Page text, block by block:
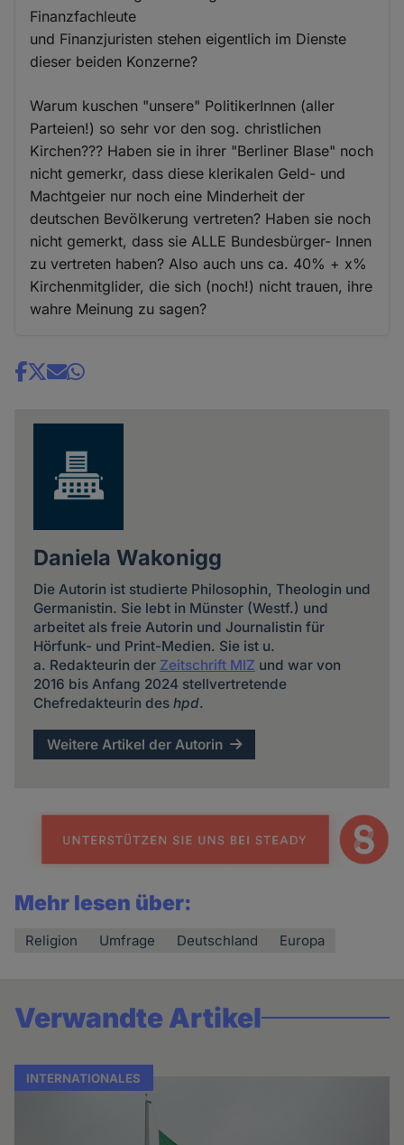
Finanzfachleute
und Finanzjuristen stehen eigentlich im Dienste
dieser beiden Konzerne?
Warum kuschen "unsere" PolitikerInnen (aller
Parteien!) so sehr vor den sog. christlichen
Kirchen??? Haben sie in ihrer "Berliner Blase" noch
nicht gemerkr, dass diese klerikalen Geld- und
Machtgeier nur noch eine Minderheit der
deutschen Bevölkerung vertreten? Haben sie noch
nicht gemerkt, dass sie ALLE Bundesbürger- Innen
zu vertreten haben? Also auch uns ca. 40% + x%
Kirchenmitglider, die sich (noch!) nicht trauen, ihre
wahre Meinung zu sagen?
Share
Daniela Wakonigg
Die Autorin ist studierte Philosophin, Theologin und
Germanistin. Sie lebt in Münster (Westf.) und
arbeitet als freie Autorin und Journalistin für
Hörfunk- und Print-Medien. Sie ist u.
a. Redakteurin der Zeitschrift MIZ und war von
2016 bis Anfang 2024 stellvertretende
Chefredakteurin des hpd.
Weitere Artikel der Autorin
Mehr lesen über:
Religion Umfrage Deutschland Europa
Verwandte Artikel
INTERNATIONALES